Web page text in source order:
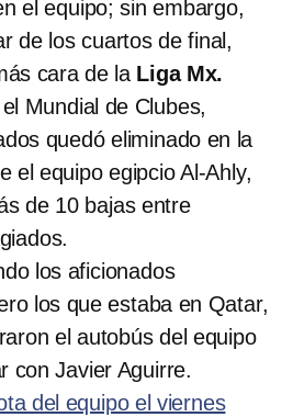
el equipo; sin embargo,
de los cuartos de final,
cara de la Liga Mx.
Mundial de Clubes,
quedó eliminado en la
el equipo egipcio Al-Ahly,
de 10 bajas entre
los aficionados
los que estaba en Qatar,
el autobús del equipo
con Javier Aguirre.
del equipo el viernes